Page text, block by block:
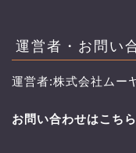
運営者・お問い
運営者:株式会社ムー
お問い合わせはこちら